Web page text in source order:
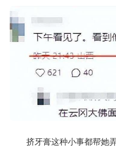
挤牙膏这种小事都帮她